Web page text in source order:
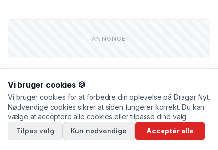
FIK DU LÆST?
NYHEDER
Træer må lade livet
Vi bruger cookies 🍪
Vi bruger cookies for at forbedre din oplevelse på Dragør Nyt.
Nødvendige cookies sikrer at siden fungerer korrekt. Du kan
vælge at acceptere alle cookies eller tilpasse dine valg.
Tilpas valg
Kun nødvendige Acceptér alle